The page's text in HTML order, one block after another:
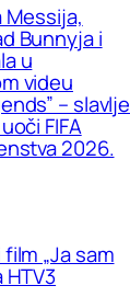
Bunnyja i
u
videu
– slavlje
FIFA
2026.
„Ja sam
HTV3